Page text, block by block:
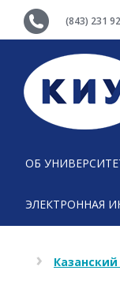
(843) 231
ОБ
ЭЛЕКТРОННАЯ